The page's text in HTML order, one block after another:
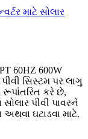
60HZ 600W
સિસ્ટમ પર લાગુ
રૂપાંતરિત કરે છે,
પીવી પાવરને
અથવા ઘટાડવા માટે.